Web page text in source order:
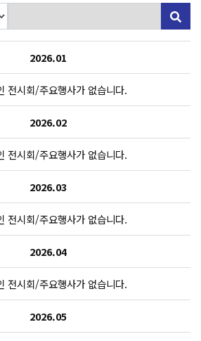
2026.01
전시회/주요행사가 없습니다.
2026.02
전시회/주요행사가 없습니다.
2026.03
전시회/주요행사가 없습니다.
2026.04
전시회/주요행사가 없습니다.
2026.05